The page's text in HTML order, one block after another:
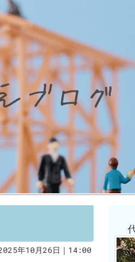
年10月26日｜14:00